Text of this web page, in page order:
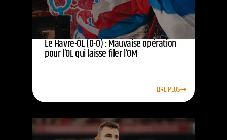
Le Havre-OL (0-0) : Mauvaise opération
pour l’OL qui laisse filer l’OM
LIRE PLUS